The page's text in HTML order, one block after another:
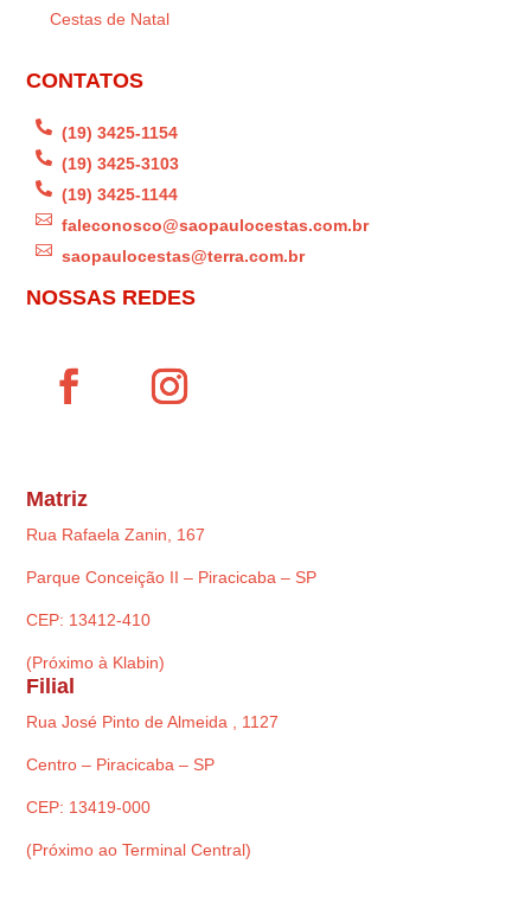
Cestas de Natal
CONTATOS
 (19) 3425-1154
 (19) 3425-3103
 (19) 3425-1144
 faleconosco@saopaulocestas.com.br
 saopaulocestas@terra.com.br
NOSSAS REDES
Matriz
Rua Rafaela Zanin, 167
Parque Conceição II – Piracicaba – SP
CEP: 13412-410
(Próximo à Klabin)
Filial
Rua José Pinto de Almeida , 1127
Centro – Piracicaba – SP
CEP: 13419-000
(Próximo ao Terminal Central)